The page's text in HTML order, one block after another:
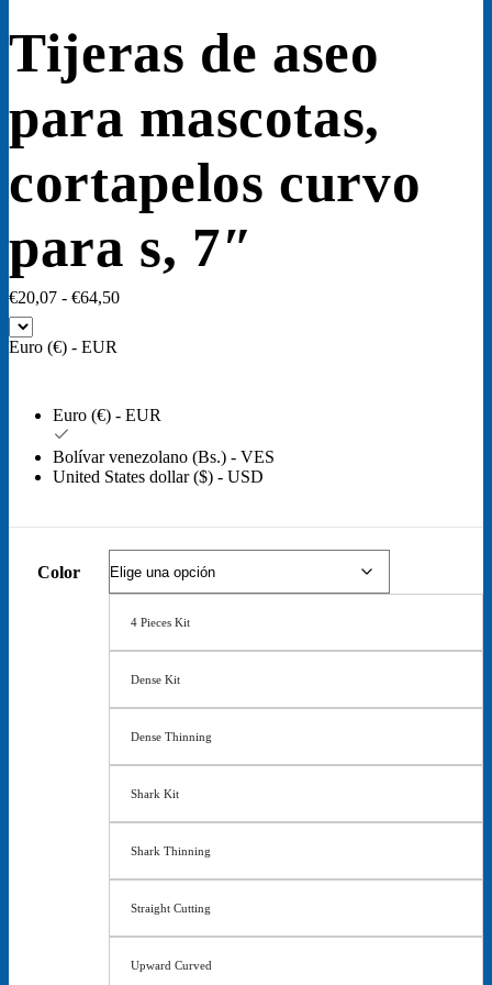
Tijeras de aseo
para mascotas,
cortapelos curvo
para s, 7″
€20,07 - €64,50Rango
€64,50
Euro (€) - EUR
Euro (€) - EUR
Bolívar venezolano (Bs.) - VES
United States dollar ($) - USD
Color
4 Pieces Kit
Dense Kit
Dense Thinning
Shark Kit
Shark Thinning
Straight Cutting
Upward Curved